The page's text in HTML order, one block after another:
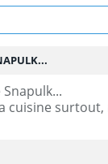
cuisine surtout,